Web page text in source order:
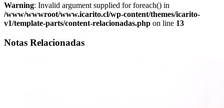
Warning: Invalid argument supplied for foreach() in
/www/wwwroot/www.icarito.cl/wp-content/themes/icarito-
v1/template-parts/content-relacionadas.php on line 13
Notas Relacionadas